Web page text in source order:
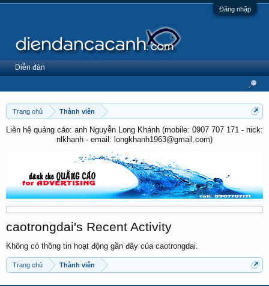
Đăng nhập
Trang chủ Thành viên
Liên hệ quảng cáo: anh Nguyễn Long Khánh (mobile: 0907 707 171 - nick:
nlkhanh - email: longkhanh1963@gmail.com)
caotrongdai's Recent Activity
Không có thông tin hoạt động gần đây của caotrongdai.
Trang chủ Thành viên
Diễn đàn